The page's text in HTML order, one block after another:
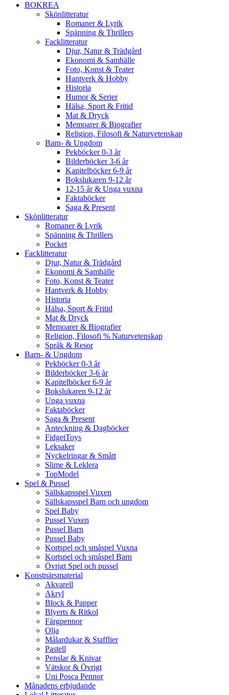
BOKREA
Skönlitteratur
Romaner & Lyrik
Spänning & Thrillers
Facklitteratur
Djur, Natur & Trädgård
Ekonomi & Samhälle
Foto, Konst & Teater
Hantverk & Hobby
Historia
Humor & Serier
Hälsa, Sport & Fritid
Mat & Dryck
Memoarer & Biografier
Religion, Filosofi & Naturvetenskap
Barn- & Ungdom
Pekböcker 0-3 år
Bilderböcker 3-6 år
Kapitelböcker 6-9 år
Bokslukaren 9-12 år
12-15 år & Unga vuxna
Faktaböcker
Saga & Present
Skönlitteratur
Romaner & Lyrik
Spänning & Thrillers
Pocket
Facklitteratur
Djur, Natur & Trädgård
Ekonomi & Samhälle
Foto, Konst & Teater
Hantverk & Hobby
Historia
Hälsa, Sport & Fritid
Mat & Dryck
Memoarer & Biografier
Religion, Filosofi % Naturvetenskap
Språk & Resor
Barn- & Ungdom
Pekböcker 0-3 år
Bilderböcker 3-6 år
Kapitelböcker 6-9 år
Bokslukaren 9-12 år
Unga vuxna
Faktaböcker
Saga & Present
Anteckning & Dagböcker
FidgetToys
Leksaker
Nyckelringar & Smått
Slime & Leklera
TopModel
Spel & Pussel
Sällskapsspel Vuxen
Sällskapsspel Barn och ungdom
Spel Baby
Pussel Vuxen
Pussel Barn
Pussel Baby
Kortspel och småspel Vuxna
Kortspel och småspel Barn
Övrigt Spel och pussel
Konstnärsmaterial
Akvarell
Akryl
Block & Papper
Blyerts & Ritkol
Färgpennor
Olja
Målardukar & Stafflier
Pastell
Penslar & Knivar
Vätskor & Övrigt
Uni Posca Pennor
Månadens erbjudande